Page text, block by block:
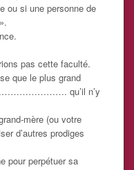
ou si une personne de
pas cette faculté.
que le plus grand
qu’il n’y
mère (ou votre
d’autres prodiges
pour perpétuer sa